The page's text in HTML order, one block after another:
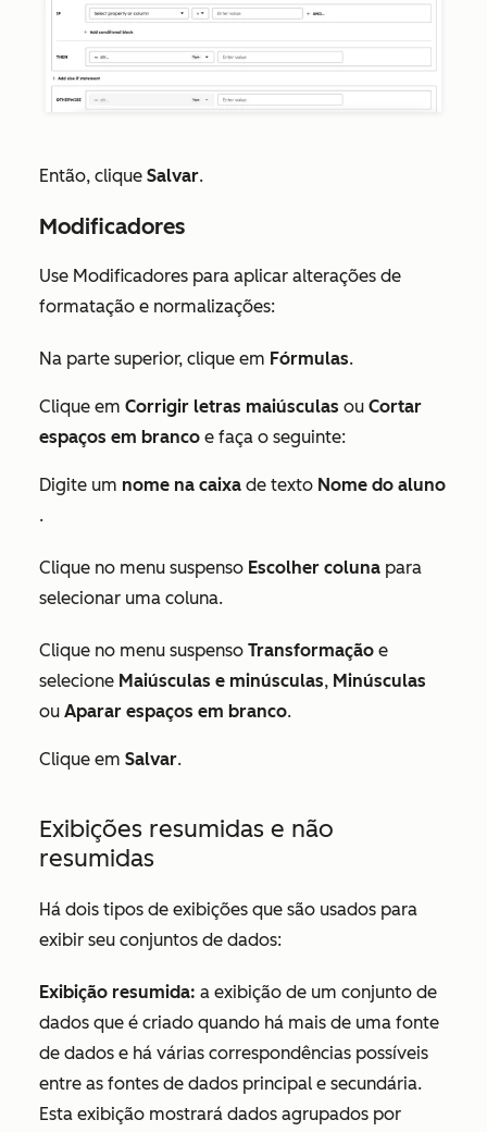
Então, clique Salvar.
Modificadores
Use Modificadores para aplicar alterações de
formatação e normalizações:
Na parte superior, clique em Fórmulas.
Clique em Corrigir letras maiúsculas ou Cortar
espaços em branco e faça o seguinte:
Digite um nome na caixa de texto Nome do aluno
.
Clique no menu suspenso Escolher coluna para
selecionar uma coluna.
Clique no menu suspenso Transformação e
selecione Maiúsculas e minúsculas, Minúsculas
ou Aparar espaços em branco.
Clique em Salvar.
Exibições resumidas e não
resumidas
Há dois tipos de exibições que são usados para
exibir seu conjuntos de dados:
Exibição resumida: a exibição de um conjunto de
dados que é criado quando há mais de uma fonte
de dados e há várias correspondências possíveis
entre as fontes de dados principal e secundária.
Esta exibição mostrará dados agrupados por